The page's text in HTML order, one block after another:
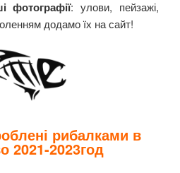
фотографії: улови, пейзажі,
додамо їх на сайт!
рибалками в
2021-2023год